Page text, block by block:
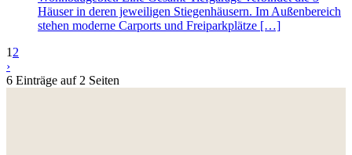
Häuser in deren jeweiligen Stiegenhäusern. Im Außenbereich
stehen moderne Carports und Freiparkplätze […]
1 2
›
6 Einträge auf 2 Seiten